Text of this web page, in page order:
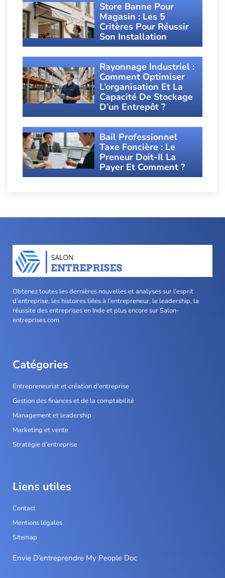
Store Banne Pour
Magasin : Les 5
Critères Pour Réussir
Son Installation
Rayonnage Industriel :
Comment Optimiser
L’organisation Et La
Capacité De Stockage
D’un Entrepôt ?
Bail Professionnel
Taxe Foncière : Le
Preneur Doit-Il La
Payer Et Comment ?
Obtenez toutes les dernières nouvelles et analyses sur l’esprit
d’entreprise, les histoires liées à l’entrepreneur, le leadership, la
réussite des entreprises en Inde et plus encore sur Salon-
entreprises.com
Catégories
Entrepreneuriat et création d’entreprise
Gestion des finances et de la comptabilité
Management et leadership
Marketing et vente
Stratégie d’entreprise
Liens utiles
Contact
Mentions légales
Sitemap
Envie D’entreprendre My People Doc